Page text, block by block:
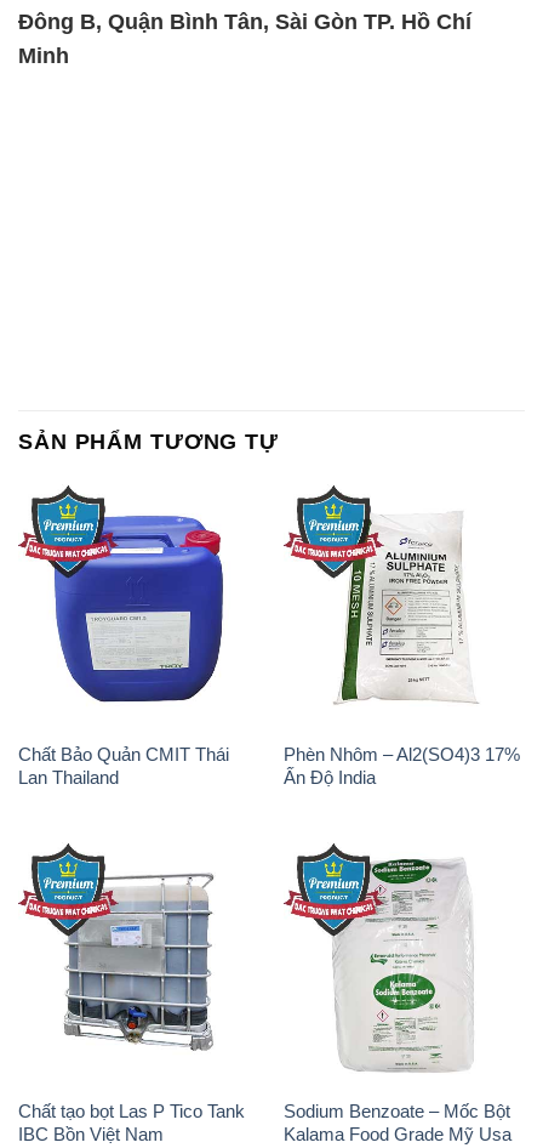
Đông B, Quận Bình Tân, Sài Gòn TP. Hồ Chí
Minh
SẢN PHẨM TƯƠNG TỰ
Chất Bảo Quản CMIT Thái
Lan Thailand
Phèn Nhôm – Al2(SO4)3 17%
Ấn Độ India
Chất tạo bọt Las P Tico Tank
IBC Bồn Việt Nam
Sodium Benzoate – Mốc Bột
Kalama Food Grade Mỹ Usa